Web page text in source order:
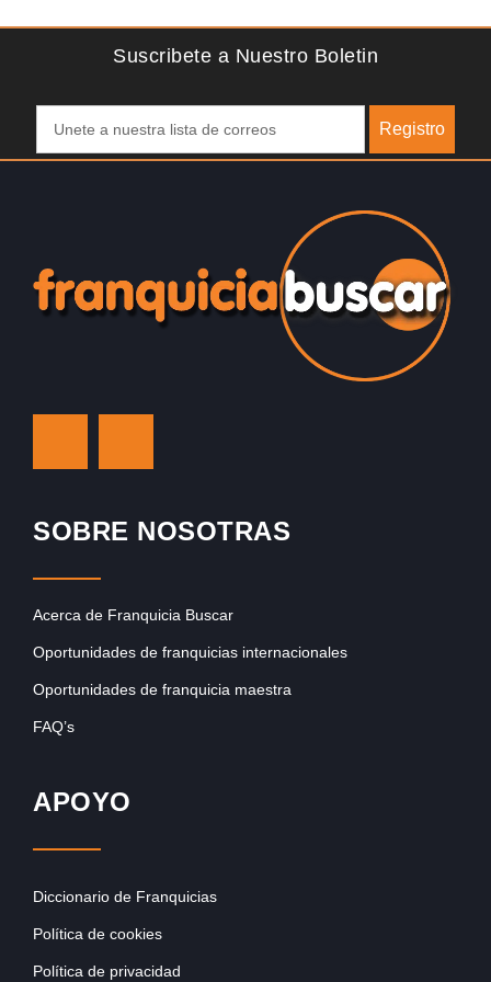
Suscribete a Nuestro Boletin
Registro
SOBRE NOSOTRAS
Acerca de Franquicia Buscar
Oportunidades de franquicias internacionales
Oportunidades de franquicia maestra
FAQ’s
APOYO
Diccionario de Franquicias
Política de cookies
Política de privacidad